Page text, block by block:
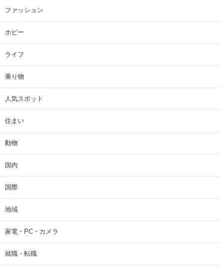
ファッション
ホビー
ライフ
乗り物
人気スポット
住まい
動物
国内
国際
地域
家電・PC・カメラ
就職・転職